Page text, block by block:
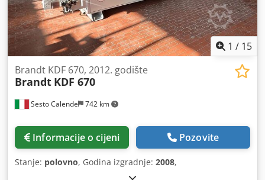
1 / 15
Sesto Calende 742 km
Brandt KDF 670, 2012. godište
Brandt KDF 670
Informacije o cijeni Pozovite
Stanje: polovno, Godina izgradnje: 2008,